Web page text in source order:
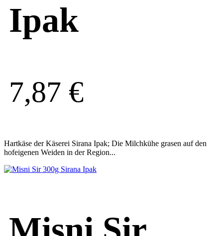
Ipak
7,87 €
Hartkäse der Käserei Sirana Ipak; Die Milchkühe grasen auf den
hofeigenen Weiden in der Region...